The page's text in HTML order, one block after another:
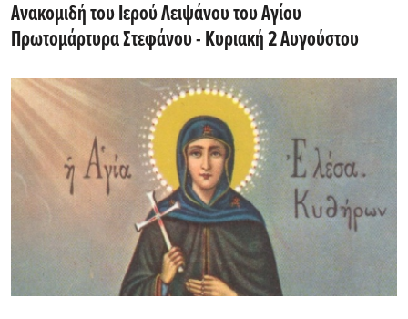
Ανακομιδή του Ιερού Λειψάνου του Αγίου
Πρωτομάρτυρα Στεφάνου - Κυριακή 2 Αυγούστου